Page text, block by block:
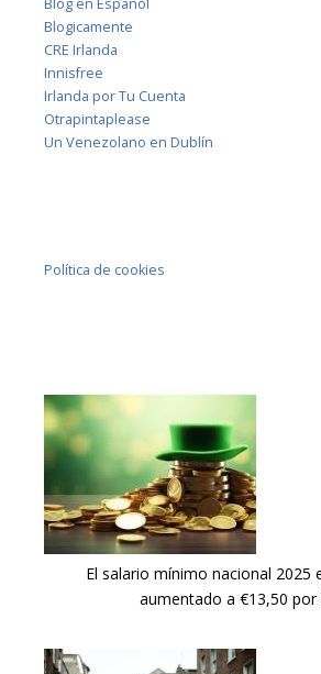
Blog en Español
Blogicamente
CRE Irlanda
Innisfree
Irlanda por Tu Cuenta
Otrapintaplease
Un Venezolano en Dublín
Política de cookies
El salario mínimo nacional 2025
aumentado a €13,50 por